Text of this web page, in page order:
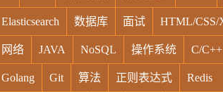
Elasticsearch 数据库 面试 HTML/CSS/
网络 JAVA NoSQL 操作系统 C/C++
Golang Git 算法 正则表达式 Redis